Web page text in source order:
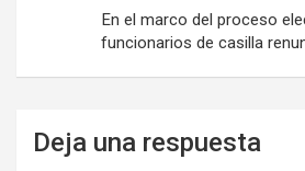
En el marco del proceso
funcionarios de casilla
Deja una respuesta